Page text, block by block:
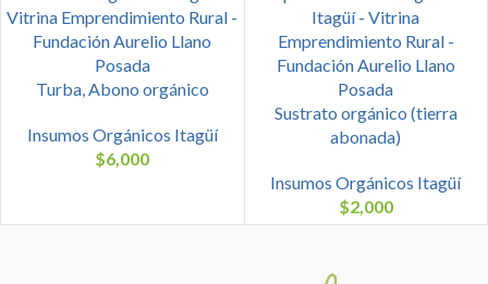
Turba, Abono orgánico
Insumos Orgánicos Itagüí
$6,000
Sustrato orgánico (tierra
abonada)
Insumos Orgánicos Itagüí
$2,000